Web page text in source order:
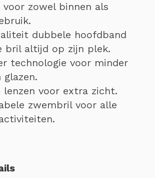
voor zowel binnen als
dubbele hoofdband
bril altijd op zijn plek.
technologie voor minder
glazen.
lenzen voor extra zicht.
zwembril voor alle